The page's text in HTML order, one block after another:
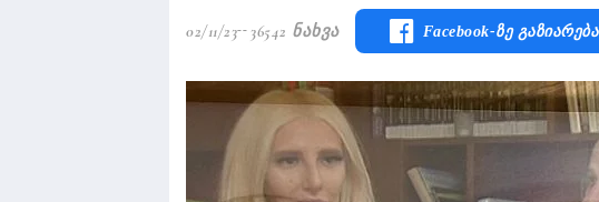
02/11/23 36542 Ნახვა Facebook-Ზე Გაზიარება